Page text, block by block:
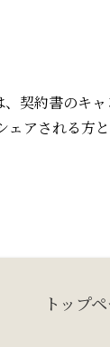
契約書のキ
アされる方
トップ